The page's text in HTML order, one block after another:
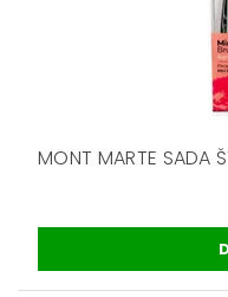
MONT MARTE SADA